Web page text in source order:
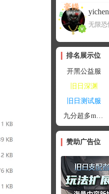
yichen
排名展示位
开黑公益服
旧日深渊
旧日测试服
九分超多mod群
赞助广告位